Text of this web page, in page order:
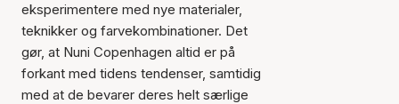
eksperimentere med nye materialer,
teknikker og farvekombinationer. Det
gør, at Nuni Copenhagen altid er på
forkant med tidens tendenser, samtidig
med at de bevarer deres helt særlige